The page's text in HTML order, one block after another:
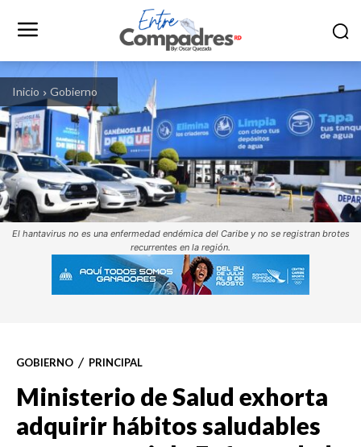
Inicio Gobierno
El hantavirus no es una enfermedad endémica del Caribe y no se registran brotes
recurrentes en la región.
GOBIERNO PRINCIPAL
Ministerio de Salud exhorta
adquirir hábitos saludables